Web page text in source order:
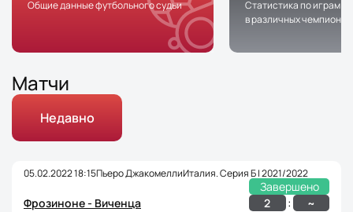
Общие данные футбольного судьи
Статистика по играм с
в различных
Матчи
Недавно
05.02.2022 18:15Пьеро ДжакомеллиИталия. Серия Б | 2021/2022
Завершено
Фрозиноне - Виченца
2 : ~